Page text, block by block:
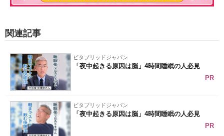
関連記事
ビタブリッドジャパン
「夜中起きる原因は脳」4時間睡眠の人必見
PR
ビタブリッドジャパン
「夜中起きる原因は脳」4時間睡眠の人必見
PR